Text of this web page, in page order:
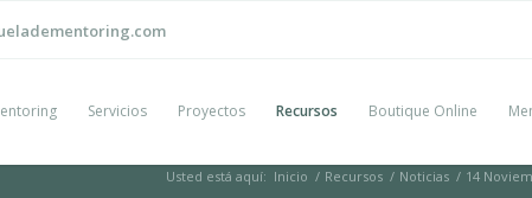
Servicios Proyectos Recursos Boutique Online
Usted está aquí: Inicio / Recursos / Noticias / 14